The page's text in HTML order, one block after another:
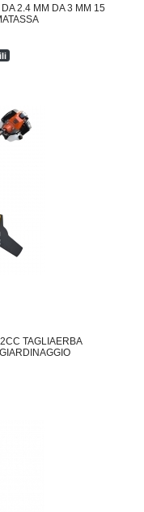
2.4 MM DA 3 MM 15
TAGLIAERBA